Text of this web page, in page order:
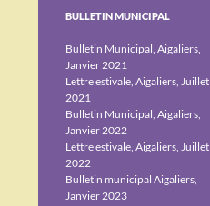
BULLETIN MUNICIPAL
Bulletin Municipal, Aigaliers,
Janvier 2021
Lettre estivale, Aigaliers, Juillet
2021
Bulletin Municipal, Aigaliers,
Janvier 2022
Lettre estivale, Aigaliers, Juillet
2022
Bulletin municipal Aigaliers,
Janvier 2023